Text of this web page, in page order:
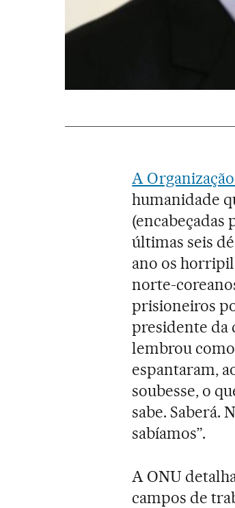
A
humanidade
(encabeçadas
últimas seis
ano os
norte-
prisioneiros
presidente da
lembrou
espantaram,
soubesse, o
sabe. Saberá.
sabíamos”.
A ONU
campos de